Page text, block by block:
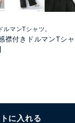
マンTシャツ。
襟付きドルマンTシャ
に入れる